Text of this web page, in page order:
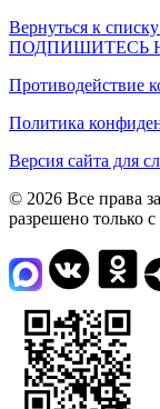
Вернуться к
ПОДПИШИТЕСЬ
Противодействие
Политика
Версия сайта для
© 2026 Все права
разрешено только